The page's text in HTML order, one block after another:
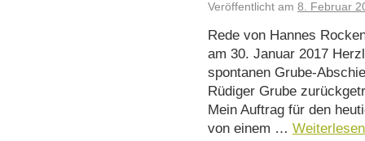
Veröffentlicht am 8. Februar
Rede von Hannes
am 30. Januar 2017
spontanen Grube-
Rüdiger Grube
Mein Auftrag für den
von einem …